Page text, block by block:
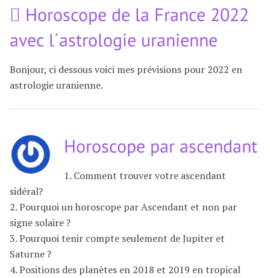
Horoscope de la France 2022
avec l´astrologie uranienne
Bonjour, ci dessous voici mes prévisions pour 2022 en
astrologie uranienne.
Horoscope par ascendant
1. Comment trouver votre ascendant
sidéral?
2. Pourquoi un horoscope par Ascendant et non par
signe solaire ?
3. Pourquoi tenir compte seulement de Jupiter et
Saturne ?
4. Positions des planètes en 2018 et 2019 en tropical